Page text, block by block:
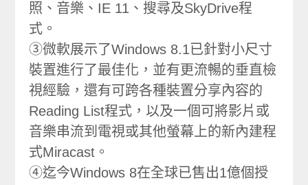
照、音樂、IE 11、搜尋及SkyDrive程
式。
③微軟展示了Windows 8.1已針對小尺寸
裝置進行了最佳化，並有更流暢的垂直檢
視經驗，還有可跨各種裝置分享內容的
Reading List程式，以及一個可將影片或
音樂串流到電視或其他螢幕上的新內建程
式Miracast。
④迄今Windows 8在全球已售出1億個授